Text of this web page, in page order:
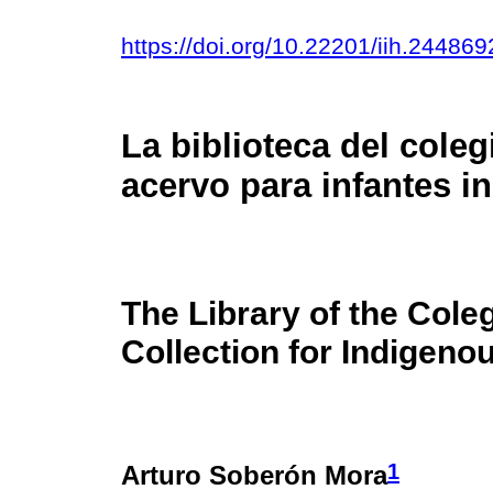
https://doi.org/10.22201/
La biblioteca del
acervo para infantes
The Library of the
Collection for
Arturo Soberón Mora1